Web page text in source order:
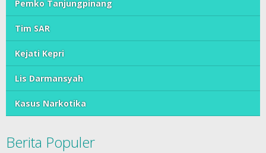
Pemko Tanjungpinang
Tim SAR
Kejati Kepri
Lis Darmansyah
Kasus Narkotika
Berita Populer